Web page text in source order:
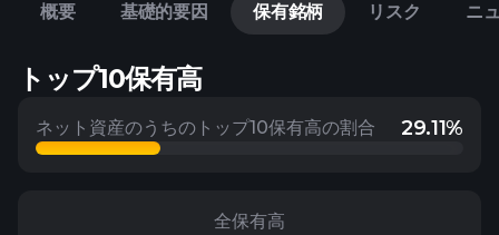
概要 基礎的要因 保有銘柄 リスク ニ
トップ10保有高
ネット資産のうちのトップ10保有高の割合 29.11%
全保有高